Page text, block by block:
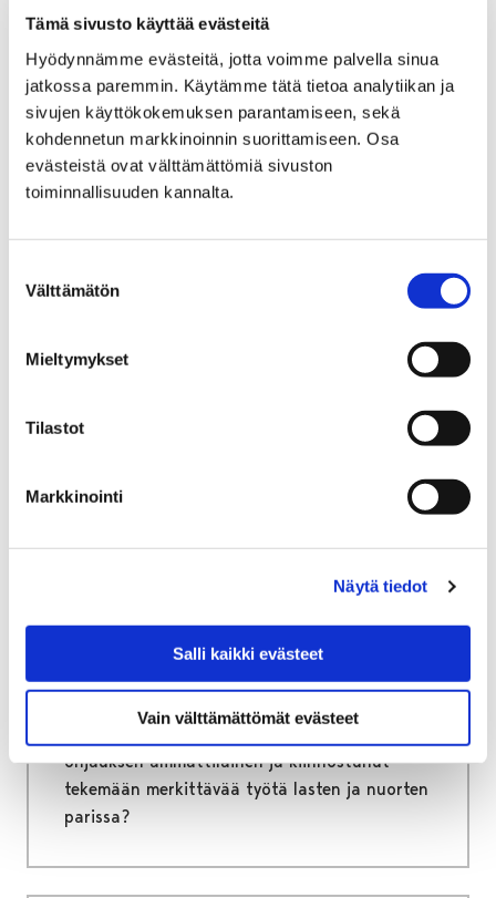
Tämä sivusto käyttää evästeitä
Hyödynnämme evästeitä, jotta voimme palvella sinua
jatkossa paremmin. Käytämme tätä tietoa analytiikan ja
sivujen käyttökokemuksen parantamiseen, sekä
kohdennetun markkinoinnin suorittamiseen. Osa
evästeistä ovat välttämättömiä sivuston
toiminnallisuuden kannalta.
valinta
Välttämätön
Mieltymykset
Tilastot
Markkinointi
Näytä tiedot
Salli kaikki evästeet
Vain välttämättömät evästeet
Porin Vesi, liikelaitos
Yhteystiedot
Yhteystiedot
varautuminen
Ohjaajana Porin mallissa
Harrastamisen Porin malli tarjoaa ilmaisia ja
ohjauksen ammattilainen ja kiinnostunut
tekemään merkittävää työtä lasten ja nuorten
parissa?